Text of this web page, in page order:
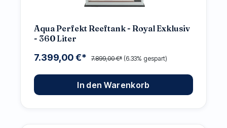
Aqua Perfekt Reeftank - Royal Exklusiv
- 360 Liter
7.399,00 €* 7.899,00 €* (6.33% gespart)
In den Warenkorb